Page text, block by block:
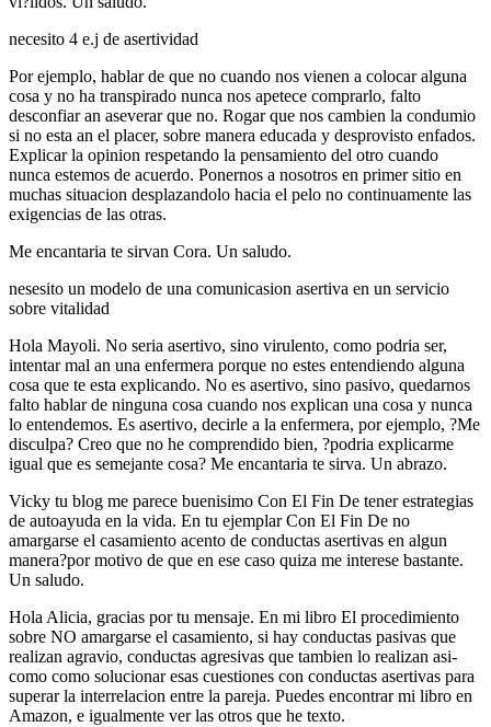
necesito 4 e.j de asertividad
Por ejemplo, hablar de que no cuando nos vienen a colocar alguna
cosa y no ha transpirado nunca nos apetece comprarlo, falto
desconfiar an aseverar que no. Rogar que nos cambien la condumio
si no esta an el placer, sobre manera educada y desprovisto enfados.
Explicar la opinion respetando la pensamiento del otro cuando
nunca estemos de acuerdo. Ponernos a nosotros en primer sitio en
muchas situacion desplazandolo hacia el pelo no continuamente las
exigencias de las otras.
Me encantari­a te sirvan Cora. Un saludo.
nesesito un modelo de una comunicasion asertiva en un servicio
sobre vitalidad
Hola Mayoli. No seria asertivo, sino virulento, como podri­a ser,
intentar mal an una enfermera porque no estes entendiendo alguna
cosa que te esta explicando. No es asertivo, sino pasivo, quedarnos
falto hablar de ninguna cosa cuando nos explican una cosa y nunca
lo entendemos. Es asertivo, decirle a la enfermera, por ejemplo, ?Me
disculpa? Creo que no he comprendido bien, ?podria explicarme
igual que es semejante cosa? Me encantari­a te sirva. Un abrazo.
Vicky tu blog me parece buenisimo Con El Fin De tener estrategias
de autoayuda en la vida. En tu ejemplar Con El Fin De no
amargarse el casamiento acento de conductas asertivas en algun
manera?por motivo de que en ese caso quiza me interese bastante.
Un saludo.
Hola Alicia, gracias por tu mensaje. En mi libro El procedimiento
sobre NO amargarse el casamiento, si hay conductas pasivas que
realizan agravio, conductas agresivas que tambien lo realizan asi­
como como solucionar esas cuestiones con conductas asertivas para
superar la interrelacion entre la pareja. Puedes encontrar mi libro en
Amazon, e igualmente ver las otros que he texto.